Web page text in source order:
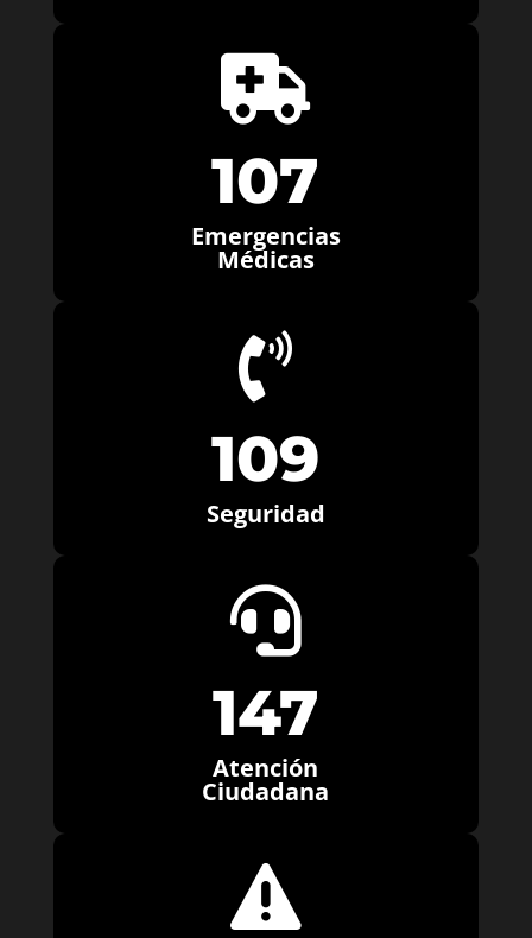

107
Emergencias
Médicas

109
Seguridad

147
Atención
Ciudadana
